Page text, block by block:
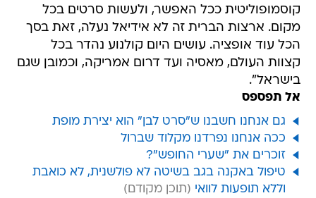
קוסמופוליטית ככל האפשר, ולעשות סרטים בכל
מקום. ארצות הברית זה לא אידיאל נעלה, זאת בסך
הכל עוד אופציה. עושים היום קולנוע נהדר בכל
קצוות העולם, מאסיה ועד דרום אמריקה, וכמובן שגם
בישראל".
אל תפספס
גם אנחנו חשבנו ש"סרט לבן" הוא יצירת מופת
ככה אנחנו נפרדנו מקלוד שברול
זוכרים את "שערי החופש"?
טיפול באקנה בגב בשיטה לא פולשנית, לא כואבת
וללא תופעות לוואי